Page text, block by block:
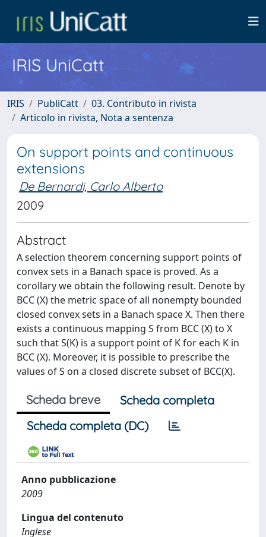
IRIS UniCatt
IRIS PubliCatt
03. Contributo in rivista
Articolo in rivista, Nota a sentenza
On support points and continuous
extensions
De Bernardi, Carlo Alberto
2009
Abstract
A selection theorem concerning support points of
convex sets in a Banach space is proved. As a
corollary we obtain the following result. Denote by
BCC (X) the metric space of all nonempty bounded
closed convex sets in a Banach space X. Then there
exists a continuous mapping S from BCC (X) to X
such that S(K) is a support point of K for each K in
BCC (X). Moreover, it is possible to prescribe the
values of S on a closed discrete subset of BCC(X).
Scheda breve
Scheda completa
Scheda completa (DC)
Anno pubblicazione
2009
Lingua del contenuto
Inglese